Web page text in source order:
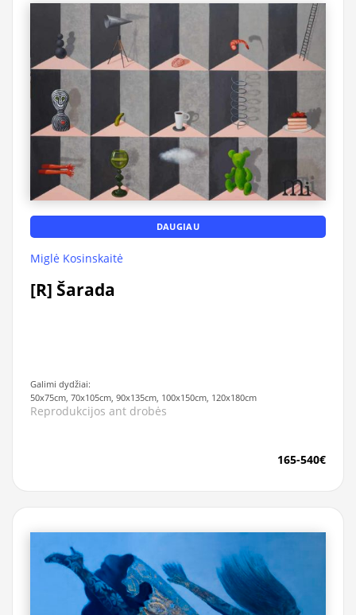
DAUGIAU
Miglė Kosinskaitė
[R] Šarada
Galimi dydžiai:
50x75cm, 70x105cm, 90x135cm, 100x150cm, 120x180cm
Reprodukcijos ant drobės
165-540€